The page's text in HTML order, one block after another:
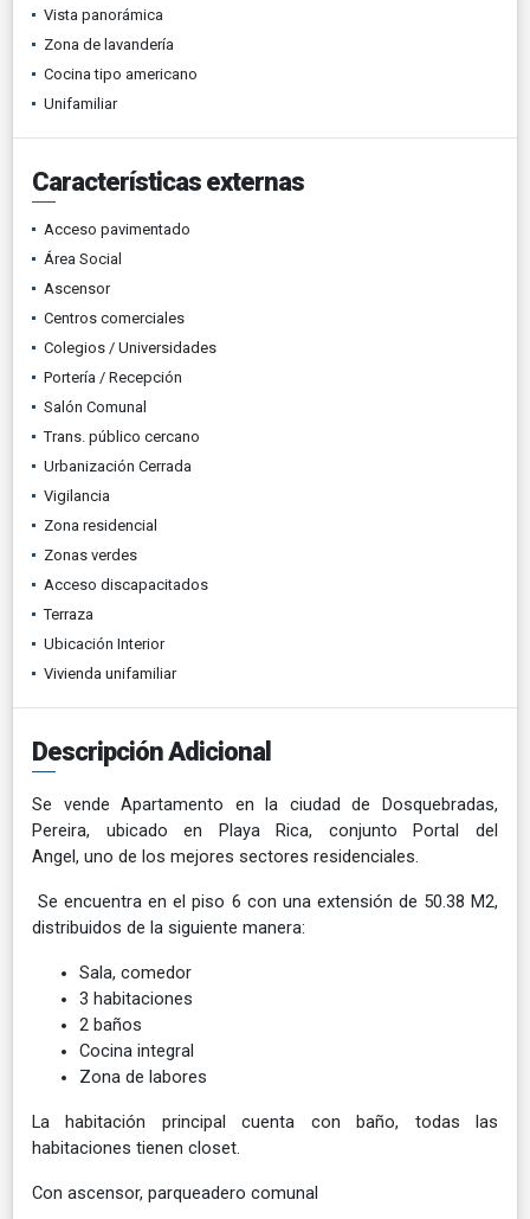
Vista panorámica
Zona de lavandería
Cocina tipo americano
Unifamiliar
Características externas
Acceso pavimentado
Área Social
Ascensor
Centros comerciales
Colegios / Universidades
Portería / Recepción
Salón Comunal
Trans. público cercano
Urbanización Cerrada
Vigilancia
Zona residencial
Zonas verdes
Acceso discapacitados
Terraza
Ubicación Interior
Vivienda unifamiliar
Descripción Adicional
Se vende Apartamento en la ciudad de Dosquebradas,
Pereira, ubicado en Playa Rica, conjunto Portal del
Angel, uno de los mejores sectores residenciales.
Se encuentra en el piso 6 con una extensión de 50.38 M2,
distribuidos de la siguiente manera:
Sala, comedor
3 habitaciones
2 baños
Cocina integral
Zona de labores
La habitación principal cuenta con baño, todas las
habitaciones tienen closet.
Con ascensor, parqueadero comunal